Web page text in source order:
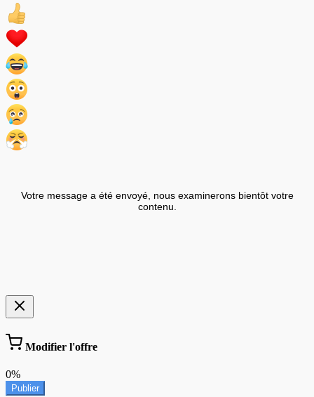
Votre message a été envoyé, nous examinerons bientôt votre
contenu.
Modifier l'offre
0%
Publier